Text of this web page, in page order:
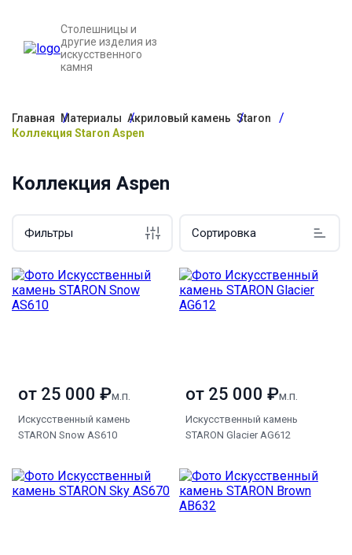
Столешницы и
другие изделия из
искусственного
камня
Главная Материалы Акриловый камень Staron
Коллекция Staron Aspen
Коллекция Aspen
Фильтры Сортировка
от 25 000 ₽м.п.
Искусственный камень
STARON Snow AS610
от 25 000 ₽м.п.
Искусственный камень
STARON Glacier AG612